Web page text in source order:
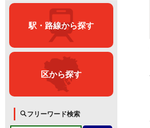
駅・路線から探す
区から探す
フリーワード検索